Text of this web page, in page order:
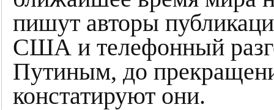
пишут авторы
США и телефонный
Путиным, до
констатируют они.